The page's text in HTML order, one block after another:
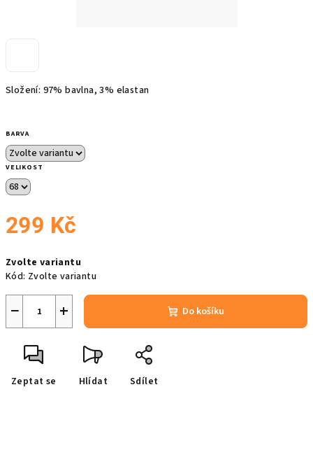
Složení: 97% bavlna, 3% elastan
BARVA
VELIKOST
299 Kč
cena:
Zvolte variantu
Kód: Zvolte variantu
+
− Do košíku
Zeptat se Hlídat Sdílet